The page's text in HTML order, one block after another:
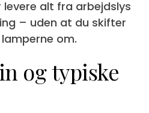
alt fra arbejdslys
– uden at du skifter
om.
og typiske